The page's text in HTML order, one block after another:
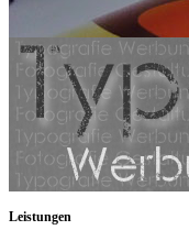
Leistungen